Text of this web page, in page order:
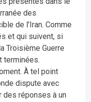
des
de l’Iran. Comme
et qui suivent, si
Troisième Guerre
terminées.
À tel point
dispute avec
des réponses à un